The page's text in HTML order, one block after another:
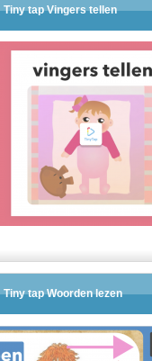
Tiny tap Vingers tellen
Tiny tap Woorden lezen